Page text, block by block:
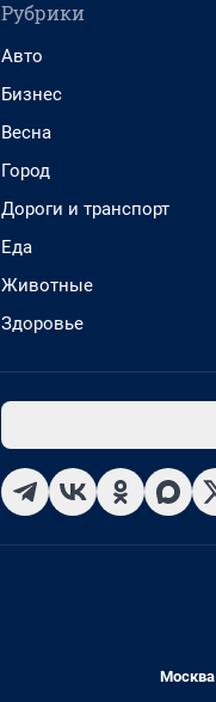
Рубрики
Авто
Бизнес
Весна
Город
Дороги и транспорт
Еда
Животные
Здоровье
Москва